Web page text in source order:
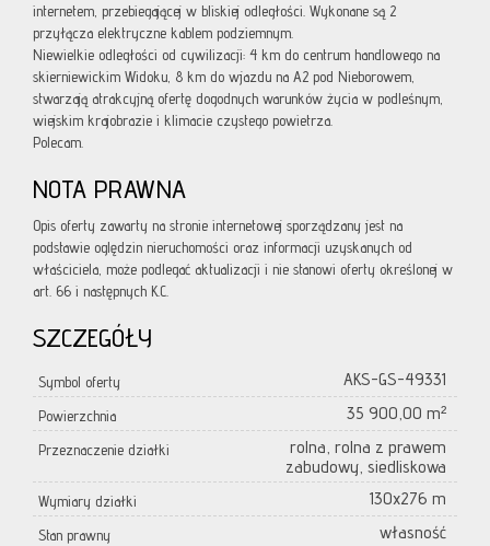
internetem, przebiegającej w bliskiej odległości. Wykonane są 2
przyłącza elektryczne kablem podziemnym.
Niewielkie odległości od cywilizacji: 4 km do centrum handlowego na
skierniewickim Widoku, 8 km do wjazdu na A2 pod Nieborowem,
stwarzają atrakcyjną ofertę dogodnych warunków życia w podleśnym,
wiejskim krajobrazie i klimacie czystego powietrza.
Polecam.
NOTA PRAWNA
Opis oferty zawarty na stronie internetowej sporządzany jest na
podstawie oględzin nieruchomości oraz informacji uzyskanych od
właściciela, może podlegać aktualizacji i nie stanowi oferty określonej w
art. 66 i następnych K.C.
SZCZEGÓŁY
Symbol oferty AKS-GS-49331
Powierzchnia 35 900,00 m²
Przeznaczenie działki
rolna, rolna z prawem
zabudowy, siedliskowa
Wymiary działki 130x276 m
Stan prawny własność